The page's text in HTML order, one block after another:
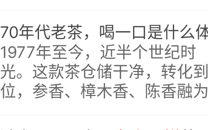
70年代的老茶里，算是难得
的好东西了。
1977年至今，近半个世纪时
光。这款茶仓储干净，转化到
位，参香、樟木香、陈香融为